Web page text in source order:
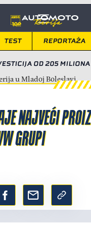
TEST REPORTAŽA
OD 205
NAJVEĆI
GRUPI